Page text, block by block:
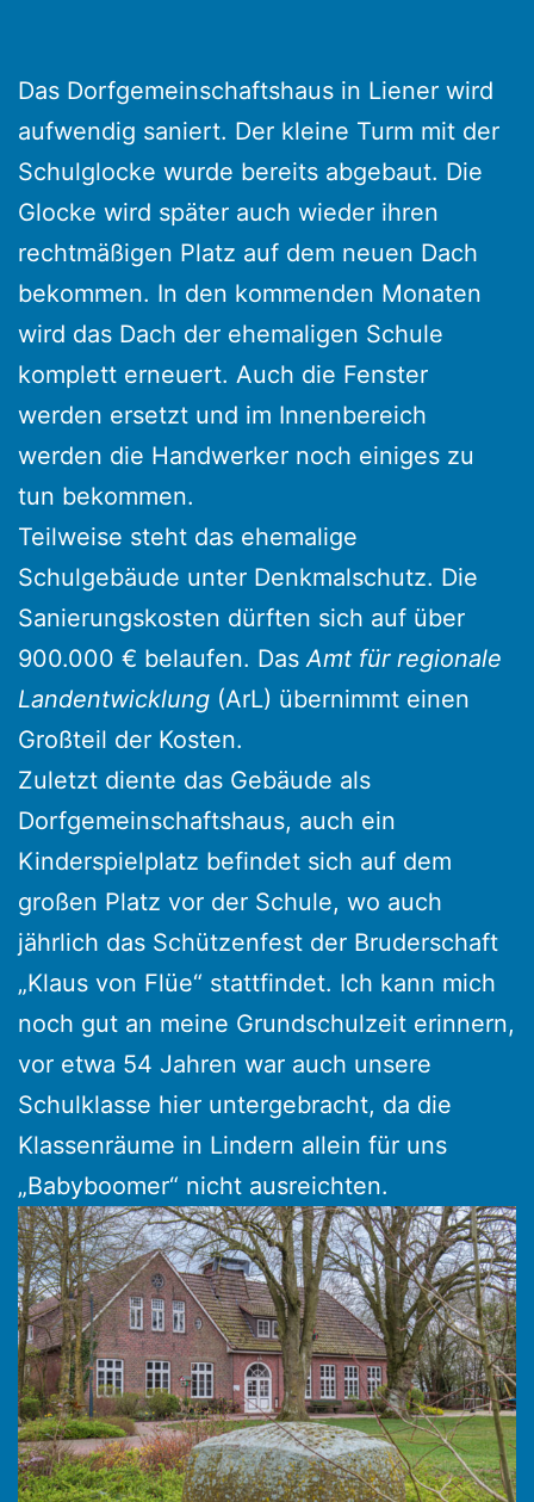
Das Dorfgemeinschaftshaus in Liener wird
aufwendig saniert. Der kleine Turm mit der
Schulglocke wurde bereits abgebaut. Die
Glocke wird später auch wieder ihren
rechtmäßigen Platz auf dem neuen Dach
bekommen. In den kommenden Monaten
wird das Dach der ehemaligen Schule
komplett erneuert. Auch die Fenster
werden ersetzt und im Innenbereich
werden die Handwerker noch einiges zu
tun bekommen.
Teilweise steht das ehemalige
Schulgebäude unter Denkmalschutz. Die
Sanierungskosten dürften sich auf über
900.000 € belaufen. DasAmt für regionale
Landentwicklung (ArL) übernimmt einen
Großteil der Kosten.
Zuletzt diente das Gebäude als
Dorfgemeinschaftshaus, auch ein
Kinderspielplatz befindet sich auf dem
großen Platz vor der Schule, wo auch
jährlich das Schützenfest der Bruderschaft
„Klaus von Flüe“ stattfindet. Ich kann mich
noch gut an meine Grundschulzeit erinnern,
vor etwa 54 Jahren war auch unsere
Schulklasse hier untergebracht, da die
Klassenräume in Lindern allein für uns
„Babyboomer“ nicht ausreichten.